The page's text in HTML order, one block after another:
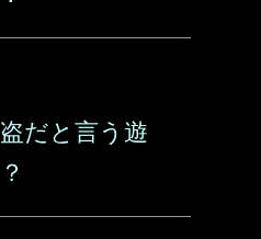
だと言う遊